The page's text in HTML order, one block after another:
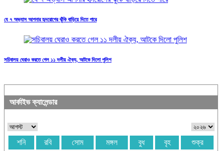
যে ৭ অভ্যাস আপনার হৃদরোগের ঝুঁকি বাড়িয়ে দিতে পারে
সচিবালয় ঘেরাও করতে গেল ১১ দলীয় ঐক্য, আটকে দিলো পুলিশ
আর্কাইভ ক্যালেন্ডার
শনি রবি সোম মঙ্গল বুধ বৃহ
শুক্র